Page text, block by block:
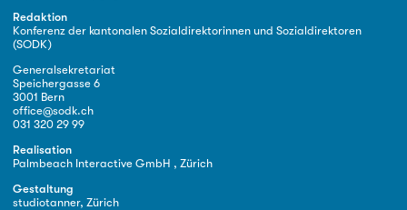
Redaktion
Konferenz der kantonalen Sozialdirektorinnen und Sozialdirektoren
(SODK)
Generalsekretariat
Speichergasse 6
3001 Bern
office@sodk.ch
031 320 29 99
Realisation
Palmbeach Interactive GmbH , Zürich
Gestaltung
studiotanner, Zürich